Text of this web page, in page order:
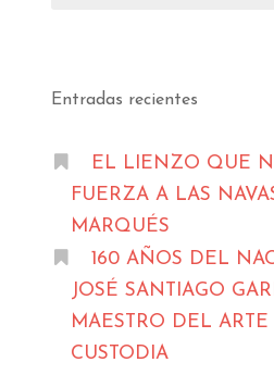
Entradas recientes
EL LIENZO QUE
FUERZA A LAS
MARQUÉS
160 AÑOS DEL
JOSÉ SANTIAGO
MAESTRO DEL
CUSTODIA